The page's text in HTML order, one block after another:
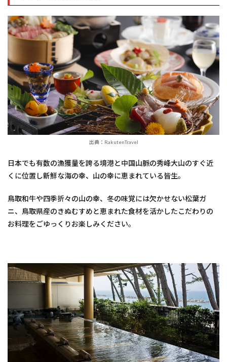
出典：RakutenTravel
日本でも有数の漁獲量を誇る境港と中国山脈の秀峰大山のすぐ近
くに位置し新鮮な海の幸、山の幸に恵まれている皆生。
鳥取和牛や四季折々の山の幸、冬の味覚には欠かせない松葉ガ
ニ、鳥取県産のきぬむすめと恵まれた食材を活かしたこだわりの
お料理をごゆっくりお楽しみください。